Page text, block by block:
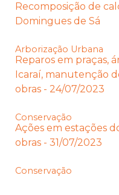
Recomposição de
Domingues de Sá
Arborização Urbana
Reparos em praças,
Icaraí, manutenção
obras - 24/07/2023
Conservação
Ações em estações
obras - 31/07/2023
Conservação